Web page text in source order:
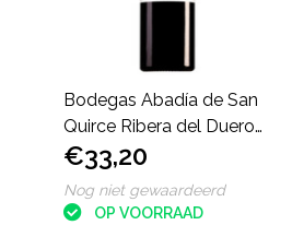
Bodegas Abadía de San
Quirce Ribera del Duero
Reserva
€33,20
Nog niet gewaardeerd
OP VOORRAAD